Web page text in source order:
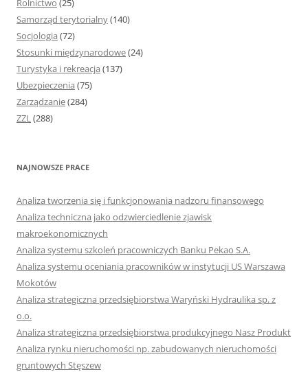
Rolnictwo (25)
Samorząd terytorialny(140)
Socjologia (72)
Stosunki międzynarodowe(24)
Turystyka i rekreacja (137)
Ubezpieczenia (75)
Zarządzanie(284)
ZZL(288)
NAJNOWSZE PRACE
Analiza tworzenia się i funkcjonowania nadzoru finansowego
Analiza techniczna jako odzwierciedlenie zjawisk
makroekonomicznych
Analiza systemu szkoleń pracowniczych Banku Pekao S.A.
Analiza systemu oceniania pracowników w instytucji US Warszawa
Mokotów
Analiza strategiczna przedsiębiorstwa Waryński Hydraulika sp. z
o.o.
Analiza strategiczna przedsiębiorstwa produkcyjnego Nasz Produkt
Analiza rynku nieruchomości np. zabudowanych nieruchomości
gruntowych Stęszew